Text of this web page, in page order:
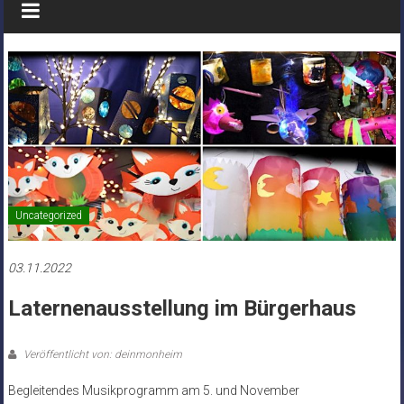
Uncategorized
03.11.2022
Laternenausstellung im Bürgerhaus
Veröffentlicht von: deinmonheim
Begleitendes Musikprogramm am 5. und November